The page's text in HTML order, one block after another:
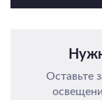
Оставьте